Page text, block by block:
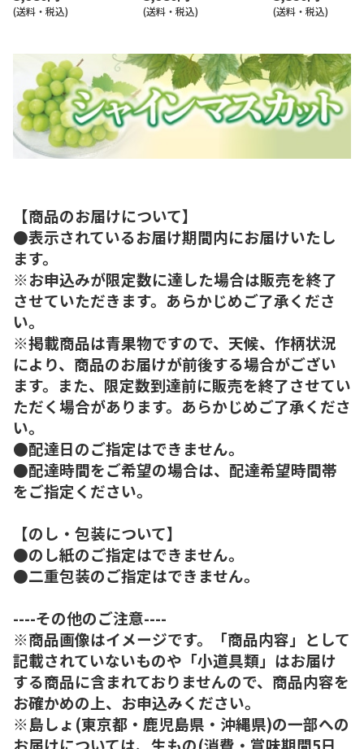
(送料・税込) (送料・税込) (送料・税込)
【商品のお届けについて】
●表示されているお届け期間内にお届けいたし
ます。
※お申込みが限定数に達した場合は販売を終了
させていただきます。あらかじめご了承くださ
い。
※掲載商品は青果物ですので、天候、作柄状況
により、商品のお届けが前後する場合がござい
ます。また、限定数到達前に販売を終了させてい
ただく場合があります。あらかじめご了承くださ
い。
●配達日のご指定はできません。
●配達時間をご希望の場合は、配達希望時間帯
をご指定ください。
【のし・包装について】
●のし紙のご指定はできません。
●二重包装のご指定はできません。
----その他のご注意----
※商品画像はイメージです。「商品内容」として
記載されていないものや「小道具類」はお届け
する商品に含まれておりませんので、商品内容を
お確かめの上、お申込みください。
※島しょ(東京都・鹿児島県・沖縄県)の一部への
お届けについては、生もの(消費・賞味期間5日